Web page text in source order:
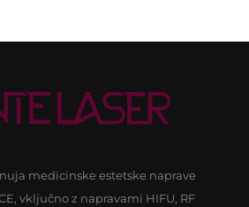
medicinske estetske naprave
vključno z napravami HIFU, RF